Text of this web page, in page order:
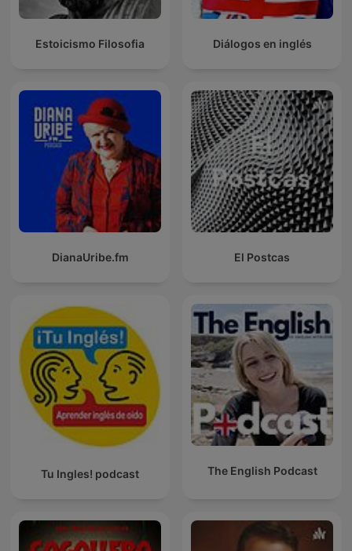
Estoicismo Filosofia Diálogos en inglés
DianaUribe.fm El Postcas
Tu Ingles! podcast The English Podcast